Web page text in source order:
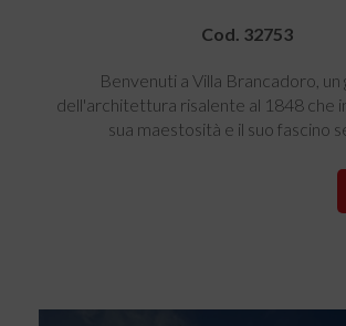
Cod. 32753
Benvenuti a Villa Brancadoro, un
dell'architettura risalente al 1848 che
sua maestosità e il suo fascino